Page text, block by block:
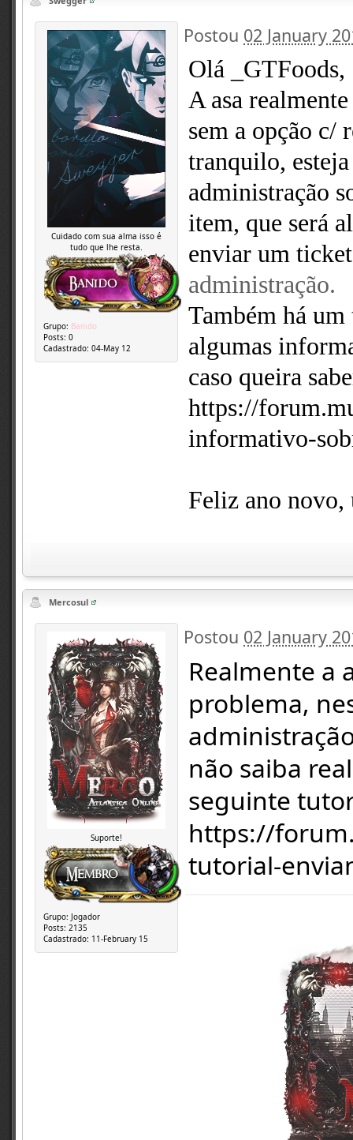
Cuidado com sua alma isso é
tudo que lhe resta.
Grupo: Banido
Posts: 0
Cadastrado: 04-May 12
Postou 02 January
Olá _GTFoods,
A asa
sem a opção c/
tranquilo,
administração
item, que será
enviar um
administração.
Também há
algumas
caso queira
https://
informativo-
Feliz ano novo,
Mercosul
Suporte!
Grupo: Jogador
Posts: 2135
Cadastrado: 11-February 15
Postou 02 January
Realmente a
problema,
não saiba
seguinte
https://
tutorial-